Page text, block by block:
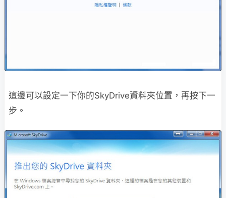
這邊可以設定一下你的SkyDrive資料夾位置，再按下一
步。